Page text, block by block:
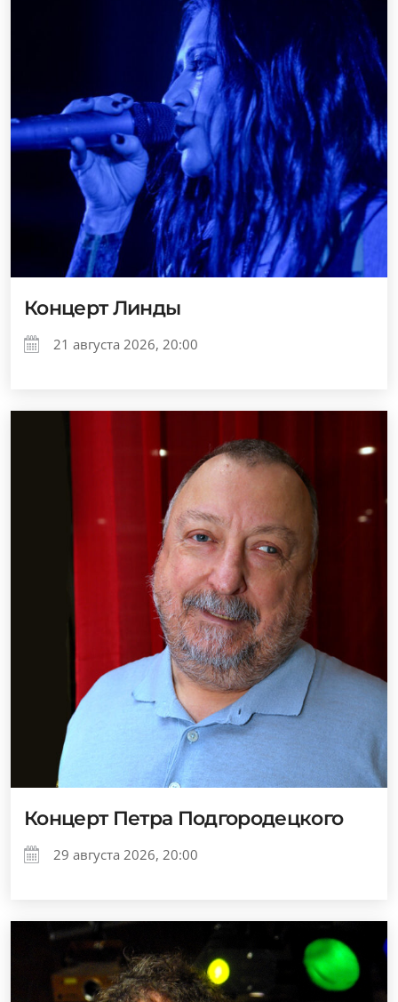
Концерт Линды
21 августа 2026, 20:00
Концерт Петра Подгородецкого
29 августа 2026, 20:00